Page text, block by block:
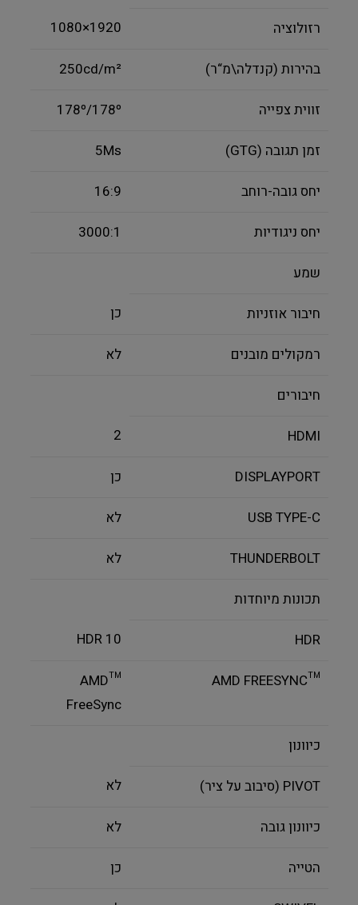
רזולוציה 1920×1080
בהירות (קנדלה\מ“ר) 250cd/m²
זווית צפייה 178º/178º
זמן תגובה (GTG) 5Ms
יחס גובה-רוחב 16:9
יחס ניגודיות 3000:1
שמע
חיבור אוזניות כן
רמקולים מובנים לא
חיבורים
HDMI
2
DISPLAYPORT כן
USB TYPE-C לא
THUNDERBOLT לא
תכונות מיוחדות
HDR
HDR 10
™AMD FREESYNC
™AMD
FreeSync
כיוונון
PIVOT (סיבוב על ציר) לא
כיוונון גובה לא
הטייה כן